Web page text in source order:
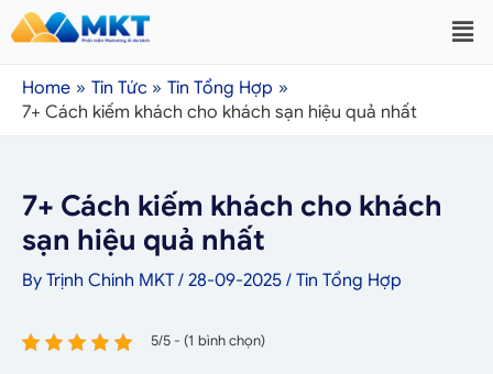
Home Tin Tức
Tin Tổng Hợp
7+ Cách kiếm khách cho khách sạn hiệu quả nhất
7+ Cách kiếm khách cho khách
sạn hiệu quả nhất
By Trịnh Chinh MKT/ 28-09-2025 / Tin Tổng Hợp
5/5 - (1 bình chọn)